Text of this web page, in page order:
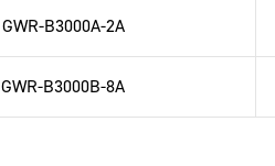
GWR-B3000A-2A
GWR-B3000B-8A